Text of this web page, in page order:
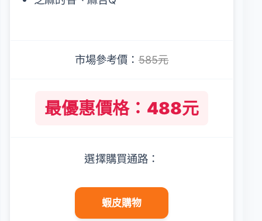
市場參考價：585元
最優惠價格：488元
選擇購買通路：
蝦皮購物